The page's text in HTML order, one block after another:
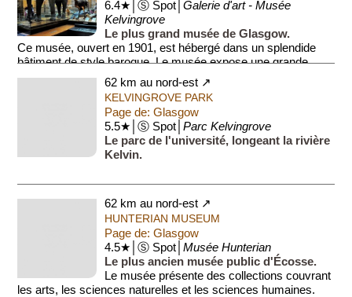
6.4★│Ⓢ Spot│Galerie d'art - Musée
Kelvingrove
Le plus grand musée de Glasgow.
Ce musée, ouvert en 1901, est hébergé dans un splendide
bâtiment de style baroque. Le musée expose une grande
variété d’œuvres et d'objets de toutes les époques et d...
62 km au nord-est ↗
KELVINGROVE PARK
Page de: Glasgow
5.5★│Ⓢ Spot│Parc Kelvingrove
Le parc de l'université, longeant la rivière
Kelvin.
62 km au nord-est ↗
HUNTERIAN MUSEUM
Page de: Glasgow
4.5★│Ⓢ Spot│Musée Hunterian
Le plus ancien musée public d'Écosse.
Le musée présente des collections couvrant
les arts, les sciences naturelles et les sciences humaines.